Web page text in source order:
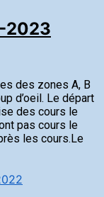
2023
des zones A, B
d’oeil. Le départ
des cours le
pas cours le
les cours.Le